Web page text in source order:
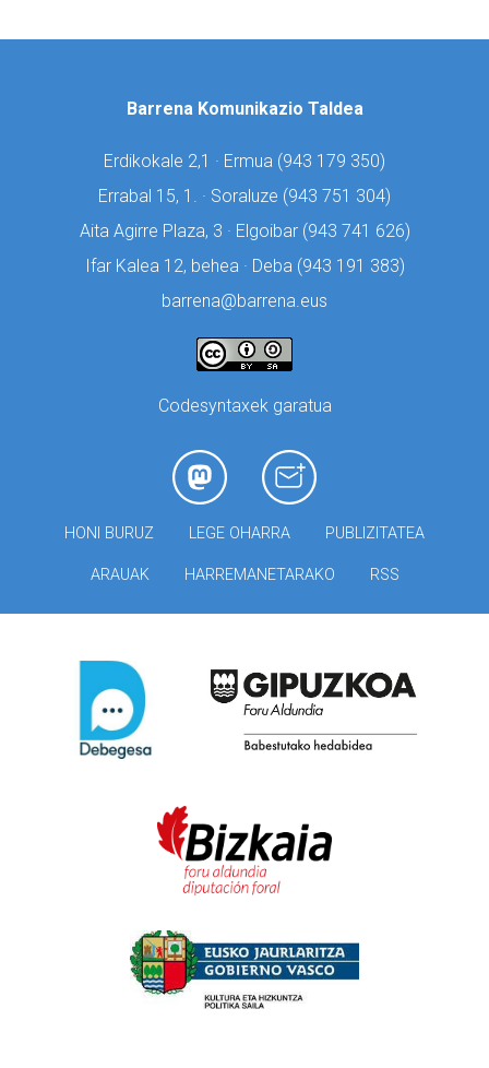
Barrena Komunikazio Taldea
Erdikokale 2,1 · Ermua (943 179 350)
Errabal 15, 1. · Soraluze (943 751 304)
Aita Agirre Plaza, 3 · Elgoibar (943 741 626)
Ifar Kalea 12, behea · Deba (943 191 383)
barrena@barrena.eus
Codesyntaxek garatua
HONI BURUZ LEGE OHARRA PUBLIZITATEA
ARAUAK HARREMANETARAKO RSS